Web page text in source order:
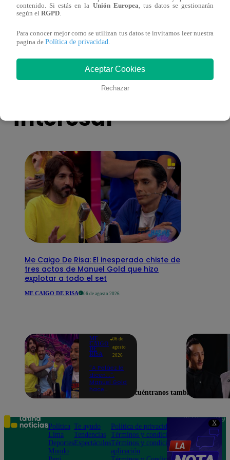
X
toma una difícil decisión por el futuro de
También te puede
interesar
Me Caigo De Risa: El inesperado chiste de
tres actos de Manuel Gold que hizo
explotar a todo el set
ME CAIGO DE RISA 06 de agosto 2026
ME
CAIGO
DE
RISA
06 de
agosto
2026
"A Peláez le
dicen...":
Manuel Gold
hace
de contar el
chiste
contenido. Si estás en la Unión Europea, tus datos se gestionarán
según el RGPD.
Para conocer mejor como se utilizan tus datos te invitamos leer nuestra
pagina de Política de privacidad.
Aceptar Cookies
Rechazar
Encuéntranos también en
Política
Lima
Deportes
Mundo
Te ayudo
Tendencias
Espectáculos
Política de privacidad
Términos y condiciones
Términos y condiciones
aplicación
Teléfono: 219
Av. San
Felipe 968
Jesús María